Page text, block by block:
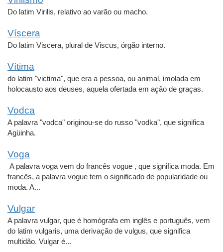
Do latim Virilis, relativo ao varão ou macho.
Víscera
Do latim Viscera, plural de Viscus, órgão interno.
Vítima
do latim "victima", que era a pessoa, ou animal, imolada em
holocausto aos deuses, aquela ofertada em ação de graças.
Vodca
A palavra "vodca" originou-se do russo "vodka", que significa
Agüinha.
Voga
A palavra voga vem do francês vogue , que significa moda. Em
francês, a palavra vogue tem o significado de popularidade ou
moda. A...
Vulgar
A palavra vulgar, que é homógrafa em inglês e português, vem
do latim vulgaris, uma derivação de vulgus, que significa
multidão. Vulgar é...